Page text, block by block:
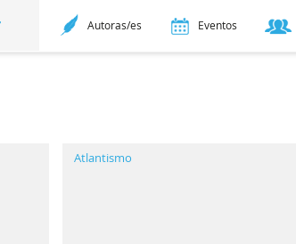
Autoras/es Eventos
Atlantismo